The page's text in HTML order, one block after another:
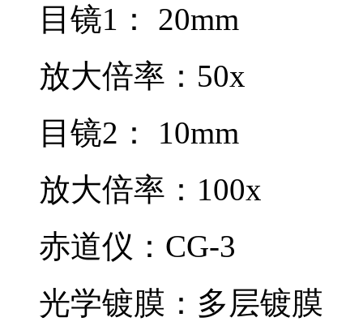
目镜1： 20mm
放大倍率：50x
目镜2： 10mm
放大倍率：100x
赤道仪：CG-3
光学镀膜：多层镀膜